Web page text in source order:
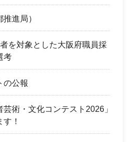
進局）
を対象とした大阪府職員採
考
の公報
芸術・文化コンテスト2026」
！